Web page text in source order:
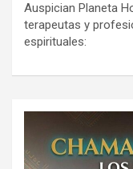
Auspician Planeta
terapeutas y
espirituales: